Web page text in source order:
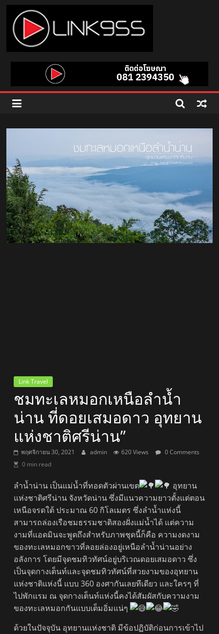
Skip
content
Link
95.5
คลื่น
เพลง
ฮิต
สุด
คูล
สถานี
FM Link Travel
ชมทะเลหมอกเหนือลำน้ำ
น่าน ที่ดอยเสมอดาว อุทยาน
แห่งชาติศรีน่าน”
พฤศจิกายน 30, 2021 admin 620 Views
0 Comments
0 min read
ลำน้ำน่าน เป็นแม่น้ำที่ทอดตัวผ่านเขต
อุทยาน
แห่งชาติศรีน่าน จังหวัดน่าน ซึ่งมีแนวความยาวตั้งแต่ตอน
เหนือจรดใต้ ประมาณ 60 กิโลเมตร ซึ่งลำน้ำแห่งนี้
สามารถล่องเรือชมธรรมชาติสองฝั่งแม่น้ำได้ แต่ความ
งามที่แอดมินจะพูดถึงสำหรับภาพชุดนี้ก็คือ ความงดงาม
ของทะเลหมอกขาวที่ลอยล่องอยู่เหนือลำน้ำน่านอย่าง
อลังการ โดยมีจุดชมทิวทัศน์อยู่บริเวณดอยเสมอดาว ซึ่ง
เป็นจุดกางเต็นท์และจุดชมทิวทัศน์ที่สวยงามของอุทยาน
แห่งชาติแห่งนี้ แบบ 360 องศากันเลยทีเดียว และใครๆ ที่
ไปพักแรม ณ จุดกางเต็นท์แห่งนี้คงได้สัมผัสกับความงาม
ของทะเลหมอกกันแบบเต็มอิ่มแน่ๆ
ด้วยในปัจจุบัน อุทยานแห่งชาติ มีข้อปฏิบัติก่อนการเข้าไป